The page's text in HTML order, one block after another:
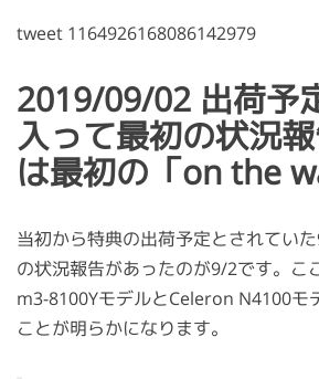
tweet 1164926168086142979
2019/09/02 出荷予
入って最初の状況
は最初の「on the
当初から特典の出荷予定とされてい
の状況報告があったのが9/2です。こ
m3-8100YモデルとCeleron N4100モ
ことが明らかになります。